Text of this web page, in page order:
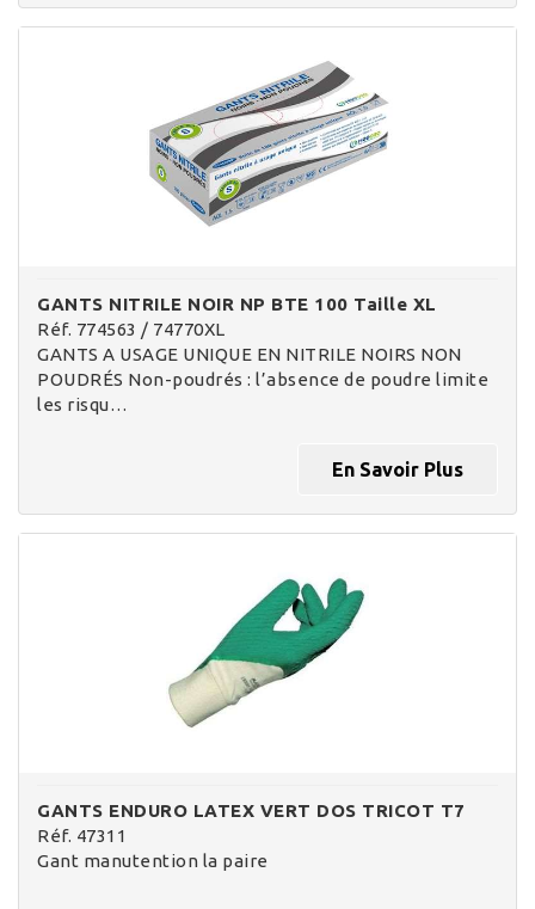
GANTS NITRILE NOIR NP BTE 100 Taille XL
Réf. 774563 / 74770XL
GANTS A USAGE UNIQUE EN NITRILE NOIRS NON
POUDRÉS Non-poudrés : l’absence de poudre limite
les risqu…
En Savoir Plus
GANTS ENDURO LATEX VERT DOS TRICOT T7
Réf. 47311
Gant manutention la paire